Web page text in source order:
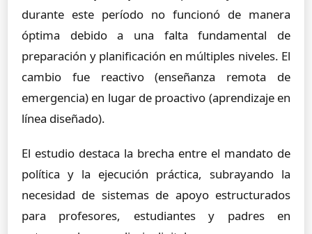
durante este período no funcionó de manera
óptima debido a una falta fundamental de
preparación y planificación en múltiples niveles. El
cambio fue reactivo (enseñanza remota de
emergencia) en lugar de proactivo (aprendizaje en
línea diseñado).
El estudio destaca la brecha entre el mandato de
política y la ejecución práctica, subrayando la
necesidad de sistemas de apoyo estructurados
para profesores, estudiantes y padres en